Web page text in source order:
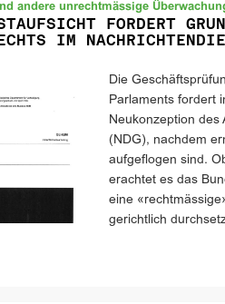
andere unrechtmässige
FORDERT
IM
Die
Parlaments fordert
Neukonzeption des
(NDG), nachdem
aufgeflogen sind.
erachtet es das
eine
gerichtlich